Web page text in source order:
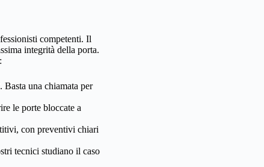
competenti. Il
integrità della porta.
una chiamata per
le porte bloccate a
con preventivi chiari
tecnici studiano il caso